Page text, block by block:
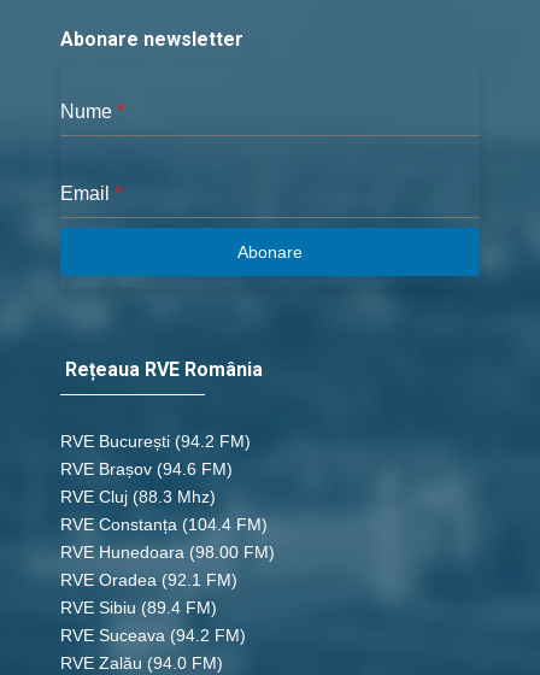
45 - Romani 11
45 - Romani 12
45 - Romani 13
Abonare newsletter
Nume *
Email *
Abonare
Rețeaua RVE România
RVE București (94.2 FM)
RVE Brașov (94.6 FM)
RVE Cluj (88.3 Mhz)
RVE Constanța (104.4 FM)
RVE Hunedoara (98.00 FM)
RVE Oradea (92.1 FM)
RVE Sibiu (89.4 FM)
RVE Suceava (94.2 FM)
RVE Zalău (94.0 FM)